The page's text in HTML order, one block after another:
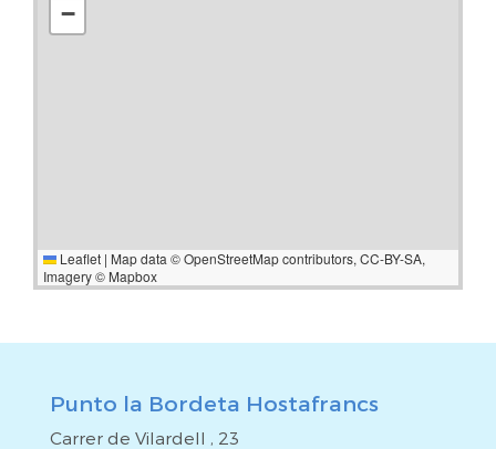
para reformar a tu gusto en una finca cuidada y bien
ubicada en Barcelona.
−
Leaflet | Map data ©OpenStreetMapcontributors, CC-BY-SA,
Imagery © Mapbox
Punto la Bordeta Hostafrancs
Carrer de Vilardell , 23